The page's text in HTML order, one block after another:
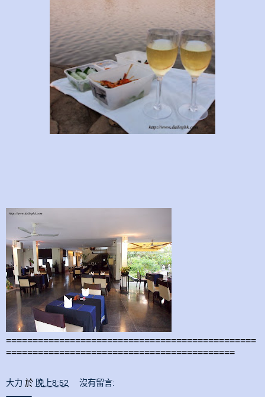
===============================================
===========================================
大力 於 晚上8:52 沒有留言: